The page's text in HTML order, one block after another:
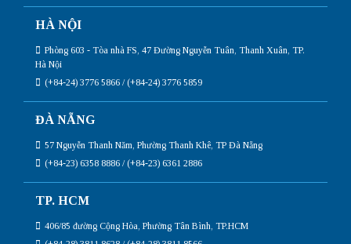
HÀ NỘI
Phòng 603 - Tòa nhà FS, 47 Đường Nguyễn Tuân, Thanh Xuân, TP.
Hà Nội
(+84-24) 3776 5866 / (+84-24) 3776 5859
ĐÀ NẴNG
57 Nguyễn Thanh Năm, Phường Thanh Khê, TP Đà Nẵng
(+84-23) 6358 8886 / (+84-23) 6361 2886
TP. HCM
406/85 đường Cộng Hòa, Phường Tân Bình, TP.HCM